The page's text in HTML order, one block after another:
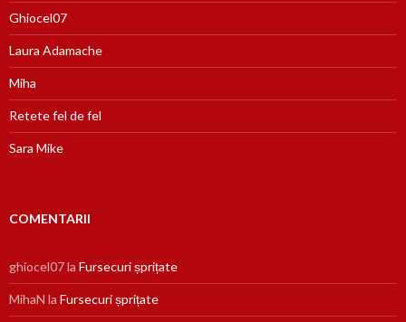
Ghiocel07
Laura Adamache
Miha
Retete fel de fel
Sara Mike
COMENTARII
ghiocel07la Fursecuri șprițate
MihaN la Fursecuri șprițate